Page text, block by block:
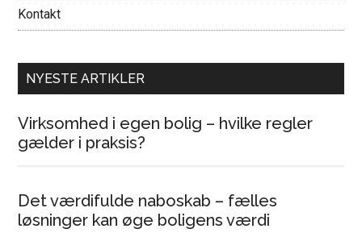
Kontakt
NYESTE ARTIKLER
Virksomhed i egen bolig – hvilke regler
gælder i praksis?
Det værdifulde naboskab – fælles
løsninger kan øge boligens værdi